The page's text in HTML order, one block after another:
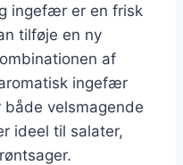
ingefær er en frisk
tilføje en ny
af
ingefær
velsmagende
ideel til salater,